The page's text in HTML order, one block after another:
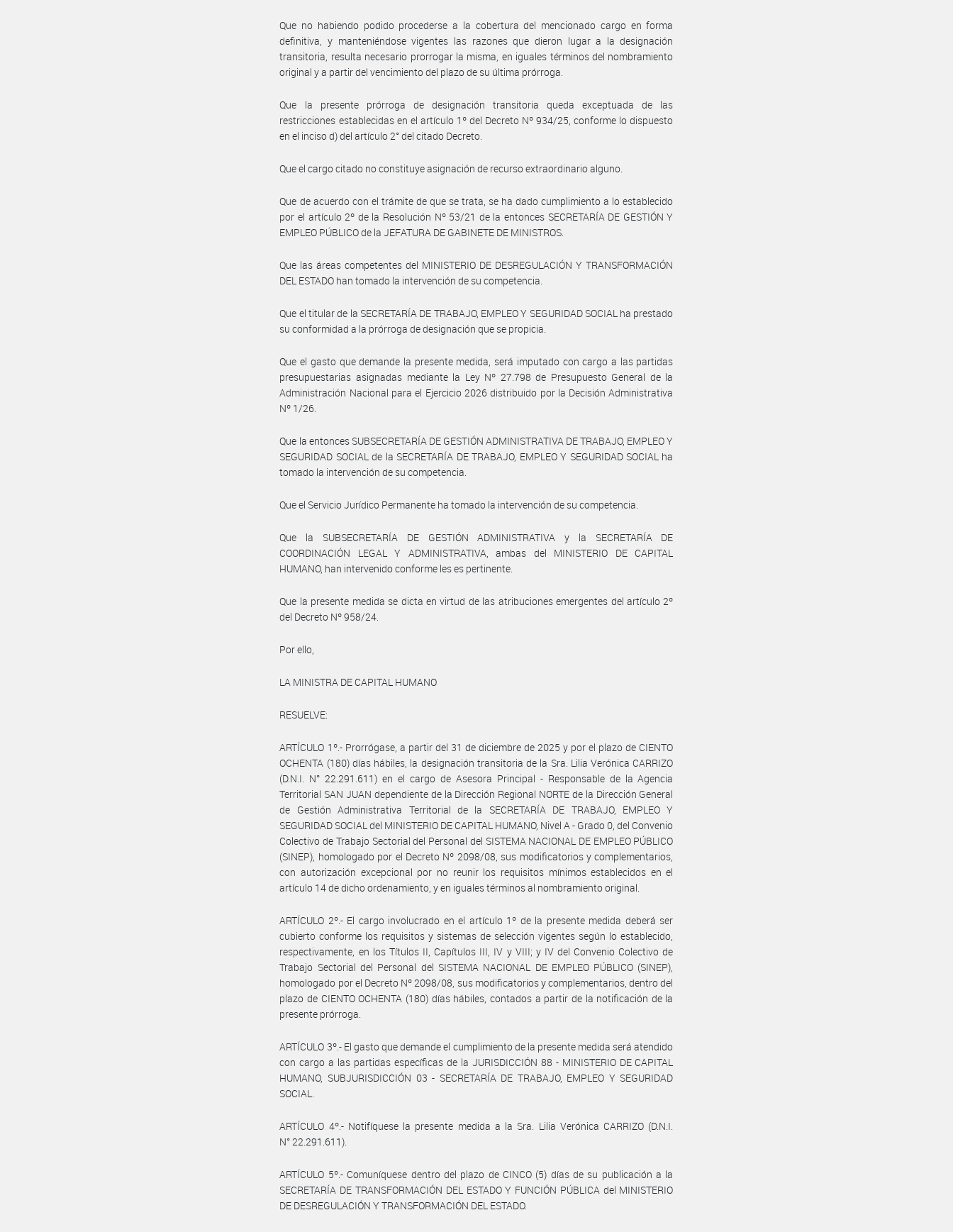
Que no habiendo podido procederse a la cobertura del mencionado cargo en forma
definitiva, y manteniéndose vigentes las razones que dieron lugar a la designación
transitoria, resulta necesario prorrogar la misma, en iguales términos del nombramiento
original y a partir del vencimiento del plazo de su última prórroga.
Que la presente prórroga de designación transitoria queda exceptuada de las
restricciones establecidas en el artículo 1º del Decreto Nº 934/25, conforme lo dispuesto
en el inciso d) del artículo 2° del citado Decreto.
Que el cargo citado no constituye asignación de recurso extraordinario alguno.
Que de acuerdo con el trámite de que se trata, se ha dado cumplimiento a lo establecido
por el artículo 2º de la Resolución Nº 53/21 de la entonces SECRETARÍA DE GESTIÓN Y
EMPLEO PÚBLICO de la JEFATURA DE GABINETE DE MINISTROS.
Que las áreas competentes del MINISTERIO DE DESREGULACIÓN Y TRANSFORMACIÓN
DEL ESTADO han tomado la intervención de su competencia.
Que el titular de la SECRETARÍA DE TRABAJO, EMPLEO Y SEGURIDAD SOCIAL ha prestado
su conformidad a la prórroga de designación que se propicia.
Que el gasto que demande la presente medida, será imputado con cargo a las partidas
presupuestarias asignadas mediante la Ley Nº 27.798 de Presupuesto General de la
Administración Nacional para el Ejercicio 2026 distribuido por la Decisión Administrativa
Nº 1/26.
Que la entonces SUBSECRETARÍA DE GESTIÓN ADMINISTRATIVA DE TRABAJO, EMPLEO Y
SEGURIDAD SOCIAL de la SECRETARÍA DE TRABAJO, EMPLEO Y SEGURIDAD SOCIAL ha
tomado la intervención de su competencia.
Que el Servicio Jurídico Permanente ha tomado la intervención de su competencia.
Que la SUBSECRETARÍA DE GESTIÓN ADMINISTRATIVA y la SECRETARÍA DE
COORDINACIÓN LEGAL Y ADMINISTRATIVA, ambas del MINISTERIO DE CAPITAL
HUMANO, han intervenido conforme les es pertinente.
Que la presente medida se dicta en virtud de las atribuciones emergentes del artículo 2º
del Decreto Nº 958/24.
Por ello,
LA MINISTRA DE CAPITAL HUMANO
RESUELVE:
ARTÍCULO 1º.- Prorrógase, a partir del 31 de diciembre de 2025 y por el plazo de CIENTO
OCHENTA (180) días hábiles, la designación transitoria de la Sra. Lilia Verónica CARRIZO
(D.N.I. N° 22.291.611) en el cargo de Asesora Principal - Responsable de la Agencia
Territorial SAN JUAN dependiente de la Dirección Regional NORTE de la Dirección General
de Gestión Administrativa Territorial de la SECRETARÍA DE TRABAJO, EMPLEO Y
SEGURIDAD SOCIAL del MINISTERIO DE CAPITAL HUMANO, Nivel A - Grado 0, del Convenio
Colectivo de Trabajo Sectorial del Personal del SISTEMA NACIONAL DE EMPLEO PÚBLICO
(SINEP), homologado por el Decreto Nº 2098/08, sus modificatorios y complementarios,
con autorización excepcional por no reunir los requisitos mínimos establecidos en el
artículo 14 de dicho ordenamiento, y en iguales términos al nombramiento original.
ARTÍCULO 2º.- El cargo involucrado en el artículo 1º de la presente medida deberá ser
cubierto conforme los requisitos y sistemas de selección vigentes según lo establecido,
respectivamente, en los Títulos II, Capítulos III, IV y VIII; y IV del Convenio Colectivo de
Trabajo Sectorial del Personal del SISTEMA NACIONAL DE EMPLEO PÚBLICO (SINEP),
homologado por el Decreto Nº 2098/08, sus modificatorios y complementarios, dentro del
plazo de CIENTO OCHENTA (180) días hábiles, contados a partir de la notificación de la
presente prórroga.
ARTÍCULO 3º.- El gasto que demande el cumplimiento de la presente medida será atendido
con cargo a las partidas específicas de la JURISDICCIÓN 88 - MINISTERIO DE CAPITAL
HUMANO, SUBJURISDICCIÓN 03 - SECRETARÍA DE TRABAJO, EMPLEO Y SEGURIDAD
SOCIAL.
ARTÍCULO 4º.- Notifíquese la presente medida a la Sra. Lilia Verónica CARRIZO (D.N.I.
N° 22.291.611).
ARTÍCULO 5º.- Comuníquese dentro del plazo de CINCO (5) días de su publicación a la
SECRETARÍA DE TRANSFORMACIÓN DEL ESTADO Y FUNCIÓN PÚBLICA del MINISTERIO
DE DESREGULACIÓN Y TRANSFORMACIÓN DEL ESTADO.